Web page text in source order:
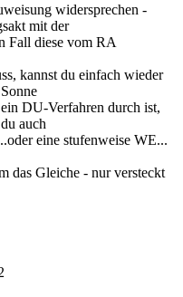
widersprechen -
mit der
Fall diese vom RA
kannst du einfach wieder
DU-Verfahren durch ist,
auch
eine stufenweise WE...
das Gleiche - nur versteckt